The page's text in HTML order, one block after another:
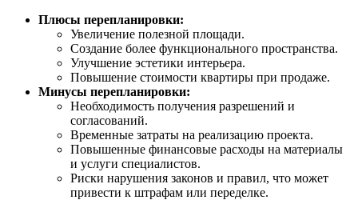
Плюсы перепланировки:
Увеличение полезной площади.
Создание более функционального пространства.
Улучшение эстетики интерьера.
Повышение стоимости квартиры при продаже.
Минусы перепланировки:
Необходимость получения разрешений и
согласований.
Временные затраты на реализацию проекта.
Повышенные финансовые расходы на материалы
и услуги специалистов.
Риски нарушения законов и правил, что может
привести к штрафам или переделке.